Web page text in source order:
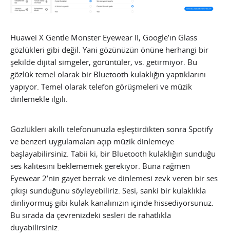
Huawei X Gentle Monster Eyewear II, Google’ın Glass
gözlükleri gibi değil. Yani gözünüzün önüne herhangi bir
şekilde dijital simgeler, görüntüler, vs. getirmiyor. Bu
gözlük temel olarak bir Bluetooth kulaklığın yaptıklarını
yapıyor. Temel olarak telefon görüşmeleri ve müzik
dinlemekle ilgili.
Gözlükleri akıllı telefonunuzla eşleştirdikten sonra Spotify
ve benzeri uygulamaları açıp müzik dinlemeye
başlayabilirsiniz. Tabii ki, bir Bluetooth kulaklığın sunduğu
ses kalitesini beklememek gerekiyor. Buna rağmen
Eyewear 2’nin gayet berrak ve dinlemesi zevk veren bir ses
çıkışı sunduğunu söyleyebiliriz. Sesi, sanki bir kulaklıkla
dinliyormuş gibi kulak kanalınızın içinde hissediyorsunuz.
Bu sırada da çevrenizdeki sesleri de rahatlıkla
duyabilirsiniz.